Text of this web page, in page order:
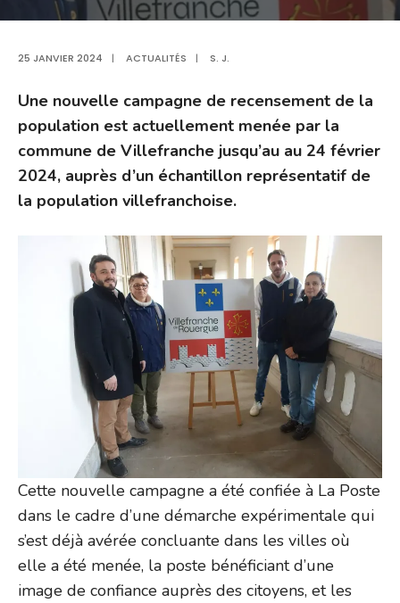
25 JANVIER 2024 | ACTUALITÉS | S. J.
Une nouvelle campagne de recensement de la
population est actuellement menée par la
commune de Villefranche jusqu’au au 24 février
2024, auprès d’un échantillon représentatif de
la population villefranchoise.
Cette nouvelle campagne a été confiée à La Poste
dans le cadre d’une démarche expérimentale qui
s’est déjà avérée concluante dans les villes où
elle a été menée, la poste bénéficiant d’une
image de confiance auprès des citoyens, et les